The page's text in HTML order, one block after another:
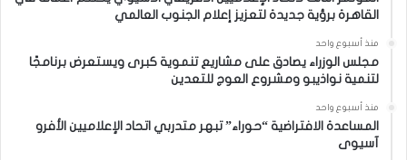
القاهرة برؤية جديدة لتعزيز إعلام الجنوب العالمي
منذ أسبوع واحد
مجلس الوزراء يصادق على مشاريع تنموية كبرى ويستعرض برنامجًا
لتنمية نواذيبو ومشروع العوج للتعدين
منذ أسبوع واحد
المساعدة الافتراضية “حوراء” تبهر متدربي اتحاد الإعلاميين الأفرو
آسيوى